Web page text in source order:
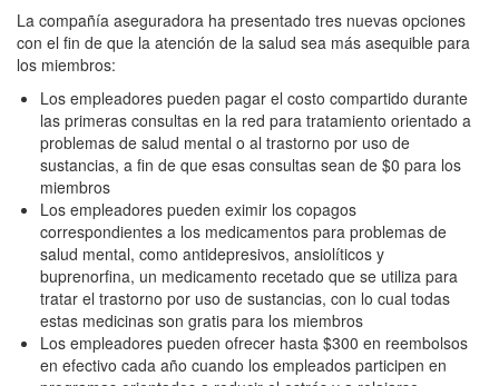
La compañía aseguradora ha presentado tres nuevas opciones
con el fin de que la atención de la salud sea más asequible para
los miembros:
Los empleadores pueden pagar el costo compartido durante
las primeras consultas en la red para tratamiento orientado a
problemas de salud mental o al trastorno por uso de
sustancias, a fin de que esas consultas sean de $0 para los
miembros
Los empleadores pueden eximir los copagos
correspondientes a los medicamentos para problemas de
salud mental, como antidepresivos, ansiolíticos y
buprenorfina, un medicamento recetado que se utiliza para
tratar el trastorno por uso de sustancias, con lo cual todas
estas medicinas son gratis para los miembros
Los empleadores pueden ofrecer hasta $300 en reembolsos
en efectivo cada año cuando los empleados participen en